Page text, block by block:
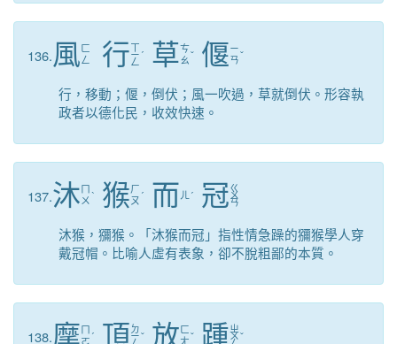
136.風 ㄈ
ㄥ
行ㄒ
ㄧ
ㄥ
ˊ 草ㄘ
ㄠˇ 偃ㄧ
ㄢˇ
行，移動；偃，倒伏；風一吹過，草就倒伏。形容執
政者以德化民，收效快速。
137.沐 ㄇ
ㄨ ˋ 猴ㄏ
ㄡ ˊ 而 ㄦ ˊ 冠ㄍ
ㄨ
ㄢ
沐猴，獼猴。「沐猴而冠」指性情急躁的獼猴學人穿
戴冠帽。比喻人虛有表象，卻不脫粗鄙的本質。
138.摩 ㄇ
ㄛ ˊ 頂 ㄉ
ㄧˇ 放 ㄈ
ㄤˇ 踵ㄓ
ㄨˇ